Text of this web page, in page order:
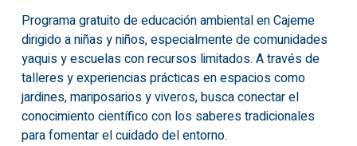
Programa gratuito de educación ambiental en Cajeme
dirigido a niñas y niños, especialmente de comunidades
yaquis y escuelas con recursos limitados. A través de
talleres y experiencias prácticas en espacios como
jardines, mariposarios y viveros, busca conectar el
conocimiento científico con los saberes tradicionales
para fomentar el cuidado del entorno.